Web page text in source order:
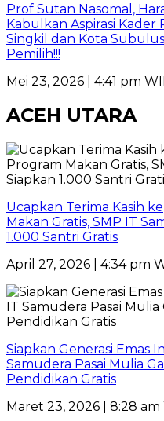
Prof Sutan Nasomal,
Kabulkan Aspirasi Kader
Singkil dan Kota
Pemilih!!!
Mei 23, 2026 | 4:41 pm
ACEH UTARA
Ucapkan Terima Kasih
Makan Gratis, SMP IT
1.000 Santri Gratis
April 27, 2026 | 4:34 pm
Siapkan Generasi Emas
Samudera Pasai Mulia
Pendidikan Gratis
Maret 23, 2026 | 8:28 am